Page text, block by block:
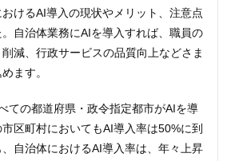
けるAI導入の現状やメリット、注意点
自治体業務にAIを導入すれば、職員の
減、行政サービスの品質向上などさま
ます。
ての都道府県・政令指定都市がAIを導
区町村においてもAI導入率は50%に到
自治体におけるAI導入率は、年々上昇